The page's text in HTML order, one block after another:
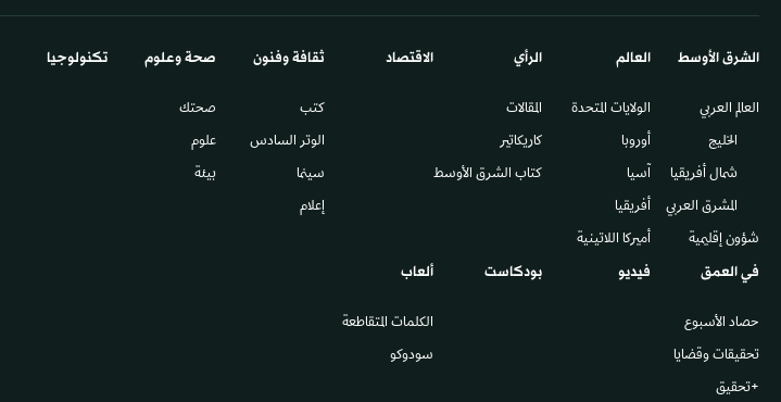
الشرق الأوسط​
العالم العربي
الخليج
شمال أفريقيا
المشرق العربي
شؤون إقليمية
العالم
الولايات المتحدة
أوروبا
آسيا
أفريقيا
أميركا اللاتينية
الرأي
المقالات
كاريكاتير
كتاب الشرق الأوسط
الاقتصاد ثقافة وفنون
كتب
الوتر السادس​
سينما
إعلام
صحة وعلوم
صحتك
علوم
بيئة
تكنولوجيا
في العمق
حصاد الأسبوع
تحقيقات وقضايا
+تحقيق
فيديو بودكاست ألعاب
الكلمات المتقاطعة
سودوكو